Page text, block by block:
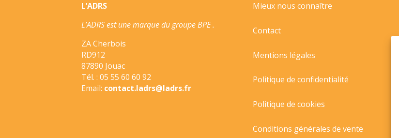
L’ADRS
L’ADRS est une marque du groupe BPE .
ZA Cherbois
RD912
87890 Jouac
Tél. : 05 55 60 60 92
Email: contact.ladrs@ladrs.fr
Mieux nous connaître
Contact
Mentions légales
Politique de confidentialité
Politique de cookies
Conditions générales de vente